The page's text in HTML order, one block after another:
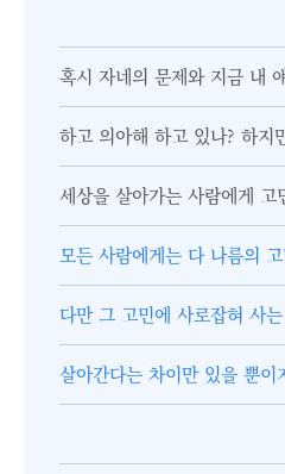
혹시 자네의 문제와 지금 내
하고 의아해 하고 있나? 하지
세상을 살아가는 사람에게 고
모든 사람에게는 다 나름의
다만 그 고민에 사로잡혀 사
살아간다는 차이만 있을 뿐이